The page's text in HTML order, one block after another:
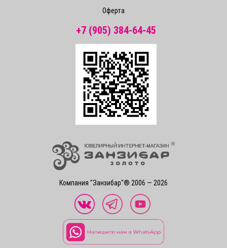
Компания "Занзибар"® 2006 — 2026
Оферта
+7 (905) 384-64-45